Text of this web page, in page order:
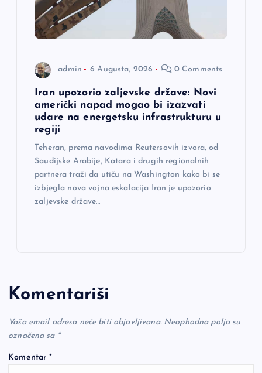
admin 6 Augusta, 2026 0 Comments
Iran upozorio zaljevske države: Novi
američki napad mogao bi izazvati
udare na energetsku infrastrukturu u
regiji
Teheran, prema navodima Reutersovih izvora, od
Saudijske Arabije, Katara i drugih regionalnih
partnera traži da utiču na Washington kako bi se
izbjegla nova vojna eskalacija Iran je upozorio
zaljevske države…
Komentariši
Vaša email adresa neće biti objavljivana. Neophodna polja su
označena sa *
Komentar*